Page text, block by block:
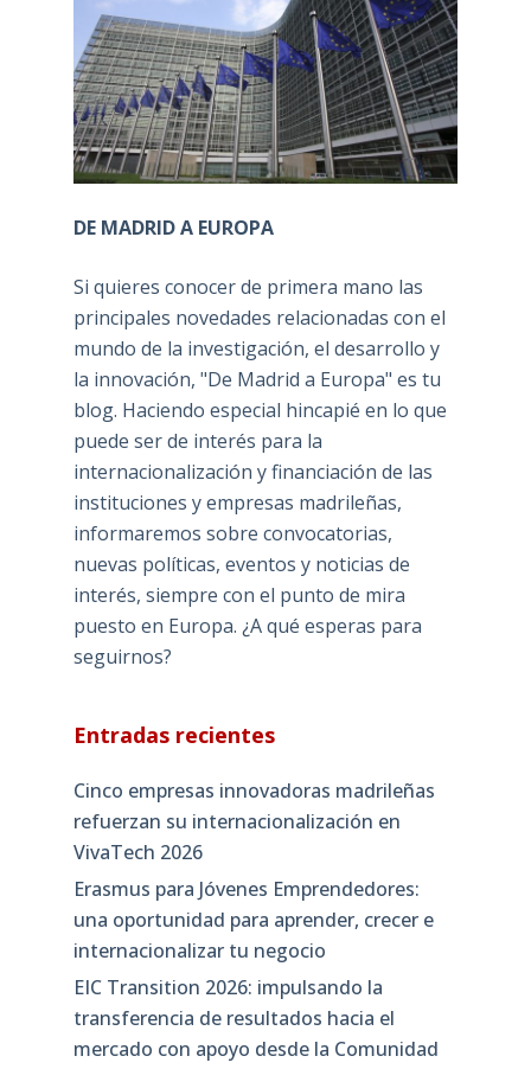
DE MADRID A EUROPA
Si quieres conocer de primera mano las
principales novedades relacionadas con el
mundo de la investigación, el desarrollo y
la innovación, "De Madrid a Europa" es tu
blog. Haciendo especial hincapié en lo que
puede ser de interés para la
internacionalización y financiación de las
instituciones y empresas madrileñas,
informaremos sobre convocatorias,
nuevas políticas, eventos y noticias de
interés, siempre con el punto de mira
puesto en Europa. ¿A qué esperas para
seguirnos?
Entradas recientes
Cinco empresas innovadoras madrileñas
refuerzan su internacionalización en
VivaTech 2026
Erasmus para Jóvenes Emprendedores:
una oportunidad para aprender, crecer e
internacionalizar tu negocio
EIC Transition 2026: impulsando la
transferencia de resultados hacia el
mercado con apoyo desde la Comunidad